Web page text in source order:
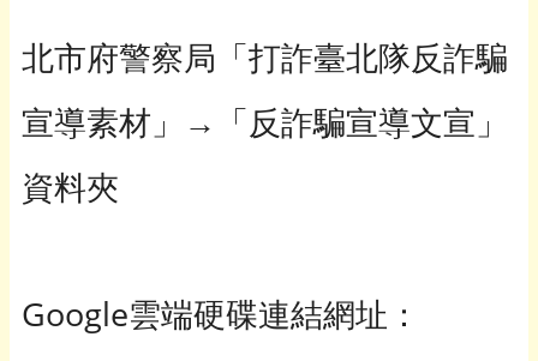
北市府警察局「打詐臺北隊反詐騙
宣導素材」
→
「反詐騙宣導文宣」
資料夾
Google雲端硬碟連結網址：